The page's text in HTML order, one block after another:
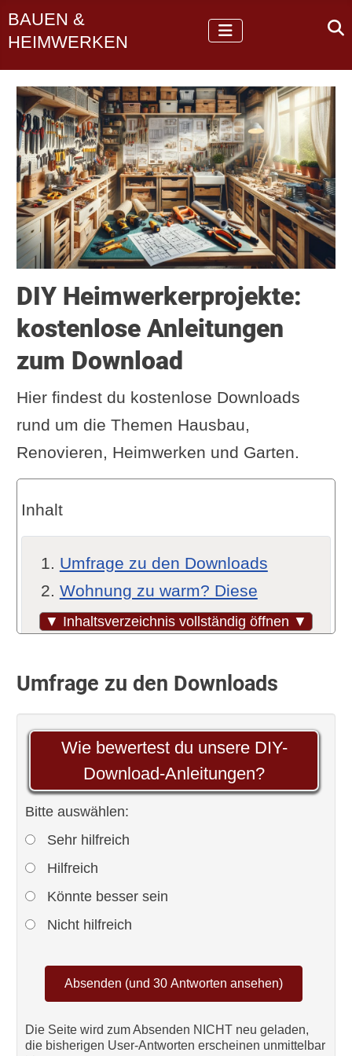
BAUEN &
HEIMWERKEN
DIY Heimwerkerprojekte:
kostenlose Anleitungen
zum Download
Hier findest du kostenlose Downloads
rund um die Themen Hausbau,
Renovieren, Heimwerken und Garten.
▼ Inhaltsverzeichnis vollständig öffnen ▼
Inhalt
Umfrage zu den Downloads
Wohnung zu warm? Diese
Empfehlungen helfen
Kurzanleitung
Glühbirne zu LED-Leuchtmittel
umrechnen | Download Tabelle
Checkliste Immobilienkauf –
kostenloser Download
Welche Werkzeuge man braucht -
die Liste als Download
Download PDF: Anleitung
Kinderbett selber bauen
Download Kurzfassung: Wie du
Download Kurzfassung: Abhilfe,
wenn das Bett Geräusche macht
Laminat verlegen Download
Umfrage zu den Downloads
Wie bewertest du unsere DIY-
Download-Anleitungen?
Bitte auswählen:
Sehr hilfreich
Hilfreich
Könnte besser sein
Nicht hilfreich
Die Seite wird zum Absenden NICHT neu geladen,
die bisherigen User-Antworten erscheinen unmittelbar